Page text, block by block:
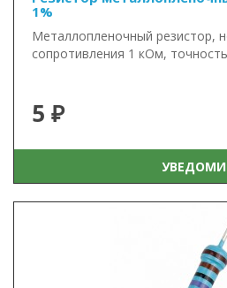
1%
Металлопленочный резистор,
сопротивления 1 кОм,
5 ₽